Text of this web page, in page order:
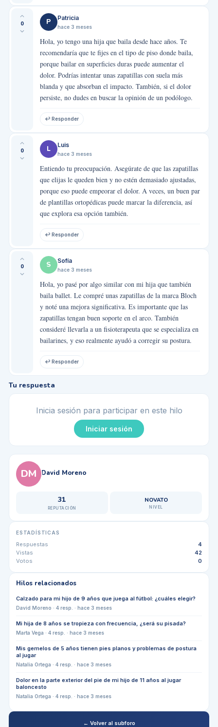
0 P Patricia
hace 3 meses
Hola, yo tengo una hija que baila desde hace años. Te
recomendaría que te fijes en el tipo de piso donde baila,
porque bailar en superficies duras puede aumentar el
dolor. Podrías intentar unas zapatillas con suela más
blanda y que absorban el impacto. También, si el dolor
persiste, no dudes en buscar la opinión de un podólogo.
↩ Responder
0 L Luis
hace 3 meses
Entiendo tu preocupación. Asegúrate de que las zapatillas
que elijas le queden bien y no estén demasiado ajustadas,
porque eso puede empeorar el dolor. A veces, un buen par
de plantillas ortopédicas puede marcar la diferencia, así
que explora esa opción también.
↩ Responder
0 S Sofía
hace 3 meses
Hola, yo pasé por algo similar con mi hija que también
baila ballet. Le compré unas zapatillas de la marca Bloch
y noté una mejora significativa. Es importante que las
zapatillas tengan buen soporte en el arco. También
consideré llevarla a un fisioterapeuta que se especializa en
bailarines, y eso realmente ayudó a corregir su postura.
↩ Responder
Tu respuesta
Inicia sesión para participar en este hilo
Iniciar sesión
DM David Moreno
31
REPUTACIÓN
NOVATO
NIVEL
ESTADÍSTICAS
Respuestas
4
Vistas
42
Votos
0
Hilos relacionados
Calzado para mi hijo de 9 años que juega al fútbol: ¿cuáles elegir?
David Moreno · 4resp. · hace 3 meses
Mi hija de 8 años se tropieza con frecuencia, ¿será su pisada?
Marta Vega · 4resp. · hace 3 meses
Mis gemelos de 5 años tienen pies planos y problemas de postura
al jugar
Natalia Ortega · 4resp. · hace 3 meses
Dolor en la parte exterior del pie de mi hijo de 11 años al jugar
baloncesto
Natalia Ortega · 4resp. · hace 3 meses
← Volver al subforo